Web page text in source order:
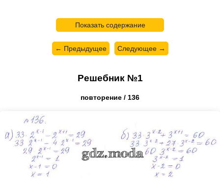
Показать содержание
← Предыдущее Следующее →
Решебник №1
повторение / 136